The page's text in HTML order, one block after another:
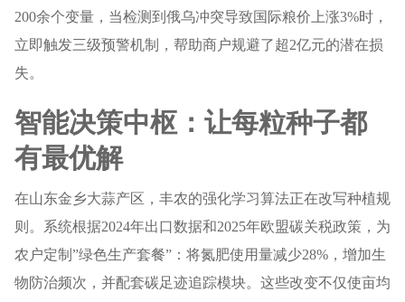
200余个变量，当检测到俄乌冲突导致国际粮价上涨3%时，
立即触发三级预警机制，帮助商户规避了超2亿元的潜在损
失。
智能决策中枢：让每粒种子都
有最优解
在山东金乡大蒜产区，丰农的强化学习算法正在改写种植规
则。系统根据2024年出口数据和2025年欧盟碳关税政策，为
农户定制”绿色生产套餐”：将氮肥使用量减少28%，增加生
物防治频次，并配套碳足迹追踪模块。这些改变不仅使亩均